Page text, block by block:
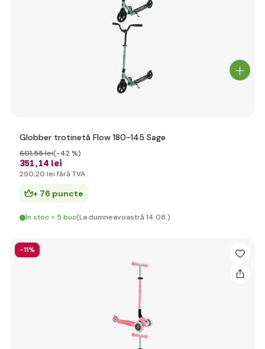
Globber trotinetă Flow 180-145 Sage
351,14 lei
601,55 lei(-42 %)
290,20 lei fără TVA
+ 76 puncte
În stoc > 5 buc(La dumneavoastră 14.08.)
-11%